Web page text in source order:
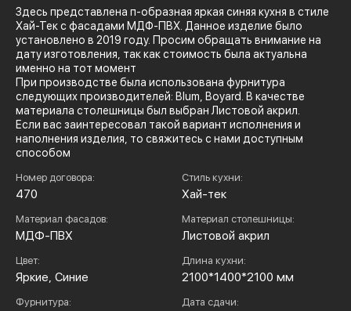
Здесь представлена п-образная яркая синяя кухня в стиле
Хай-Тек с фасадами МДФ-ПВХ. Данное изделие было
установлено в 2019 году. Просим обращать внимание на
дату изготовления, так как стоимость была актуальна
именно на тот момент
При производстве была использована фурнитура
следующих производителей: Blum, Boyard. В качестве
материала столешницы был выбран Листовой акрил.
Если вас заинтересовал такой вариант исполнения и
наполнения изделия, то свяжитесь с нами доступным
способом
Номер договора:
470
Стиль кухни:
Хай-тек
Материал фасадов:
МДФ-ПВХ
Материал столешницы:
Листовой акрил
Цвет:
Яркие, Синие
Длина кухни:
2100*1400*2100 мм
Фурнитура: Дата сдачи: